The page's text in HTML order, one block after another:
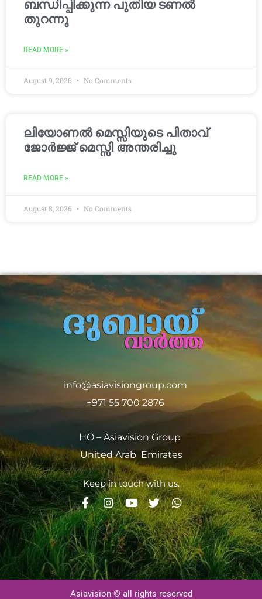
ബന്ധിപ്പിക്കുന്ന പുതിയ ടണൽ
തുറന്നു
READ MORE »
August 9, 2026 No Comments
ലിയോണൽ മെസ്സിയുടെ പിതാവ്
ജോർജ്ജ് മെസ്സി അന്തരിച്ചു
READ MORE »
August 8, 2026 No Comments
info@asiavisiongroup.com
+971 55 700 2876
HO – Asiavision Group
United Arab Emirates
Keep in touch with us.
Asiavision © all rights reserved